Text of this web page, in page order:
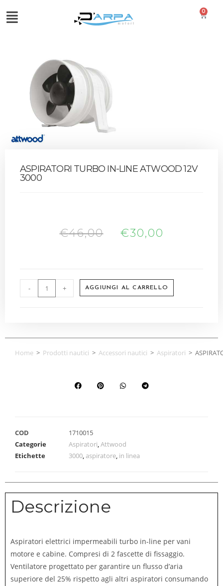
0
ASPIRATORI TURBO IN-LINE ATWOOD 12V
3000
€46,00 €30,00
- + AGGIUNGI AL CARRELLO
Home > Prodotti nautici > Accessori nautici > Aspiratori >
COD
1710015
Categorie
Aspiratori,Attwood
Etichette
3000,aspiratore, in linea
Descrizione
Aspiratori elettrici impermeabili turbo in-line per vani
motore e cabine. Compresi di 2 fascette di fissaggio.
Ventilatore progettato per garantire un flusso d’aria
superiore del 25% rispetto agli altri aspiratori consumando